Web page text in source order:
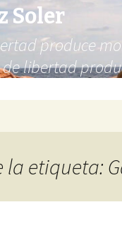
Soler
produce
libertad
la etiqueta: